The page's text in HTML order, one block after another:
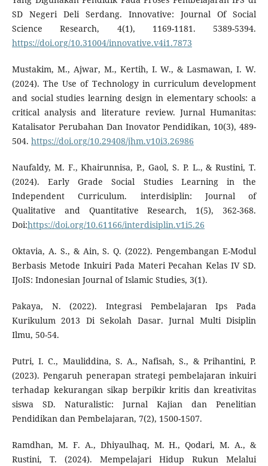
SD Negeri Deli Serdang. Innovative: Journal Of Social
Science Research, 4(1), 1169-1181. 5389-5394.
https://doi.org/10.31004/innovative.v4i1.7873
Mustakim, M., Ajwar, M., Kertih, I. W., & Lasmawan, I. W.
(2024). The Use of Technology in curriculum development
and social studies learning design in elementary schools: a
critical analysis and literature review. Jurnal Humanitas:
Katalisator Perubahan Dan Inovator Pendidikan, 10(3), 489-
504. https://doi.org/10.29408/jhm.v10i3.26986
Naufaldy, M. F., Khairunnisa, P., Gaol, S. P. L., & Rustini, T.
(2024). Early Grade Social Studies Learning in the
Independent Curriculum. interdisiplin: Journal of
Qualitative and Quantitative Research, 1(5), 362-368.
Doi:https://doi.org/10.61166/interdisiplin.v1i5.26
Oktavia, A. S., & Ain, S. Q. (2022). Pengembangan E-Modul
Berbasis Metode Inkuiri Pada Materi Pecahan Kelas IV SD.
IJoIS: Indonesian Journal of Islamic Studies, 3(1).
Pakaya, N. (2022). Integrasi Pembelajaran Ips Pada
Kurikulum 2013 Di Sekolah Dasar. Jurnal Multi Disiplin
Ilmu, 50-54.
Putri, I. C., Mauliddina, S. A., Nafisah, S., & Prihantini, P.
(2023). Pengaruh penerapan strategi pembelajaran inkuiri
terhadap kekurangan sikap berpikir kritis dan kreativitas
siswa SD. Naturalistic: Jurnal Kajian dan Penelitian
Pendidikan dan Pembelajaran, 7(2), 1500-1507.
Ramdhan, M. F. A., Dhiyaulhaq, M. H., Qodari, M. A., &
Rustini, T. (2024). Mempelajari Hidup Rukun Melalui